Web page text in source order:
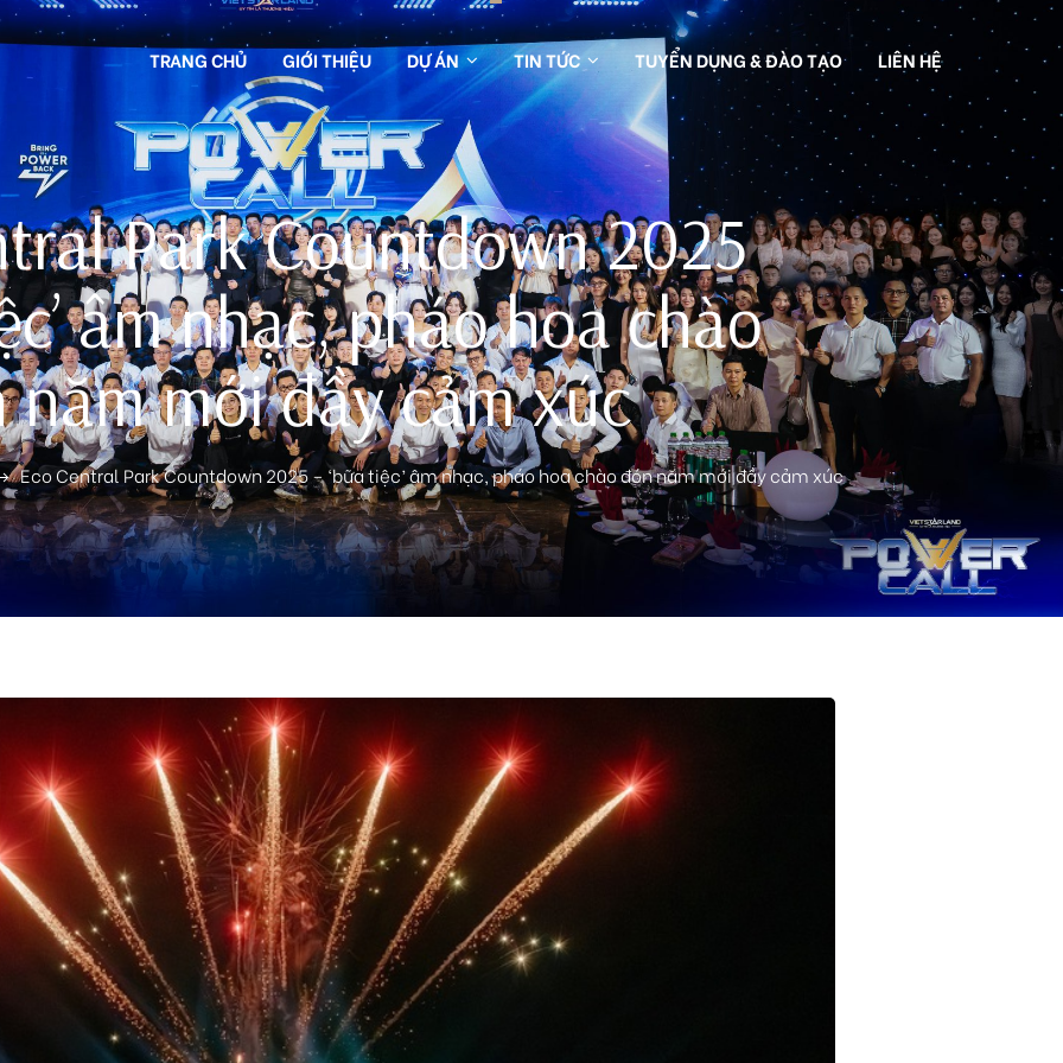
TRANG CHỦ GIỚI THIỆU DỰ ÁN TIN TỨC TUYỂN DỤNG & ĐÀO TẠO LIÊN HỆ
Park Countdown 2025
âm nhạc, pháo hoa chào
năm mới đầy cảm xúc
Eco Central Park Countdown 2025 – ‘bữa tiệc’ âm nhạc, pháo hoa chào đón năm mới đầy cảm xúc